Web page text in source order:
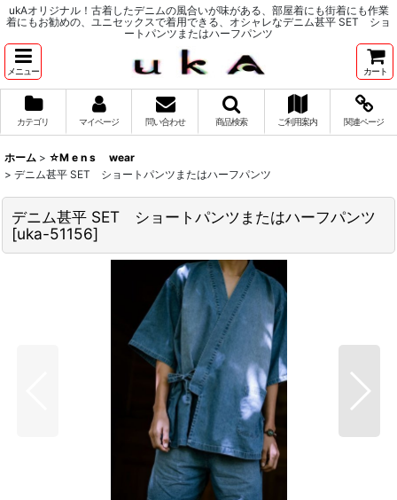
ukAオリジナル！古着したデニムの風合いが味がある、部屋着にも街着にも作業
着にもお勧めの、ユニセックスで着用できる、オシャレなデニム甚平 SET ショ
ートパンツまたはハーフパンツ
メニュー カート
カテゴリ マイページ 問い合わせ 商品検索 ご利用案内 関連ページ
ホーム > ☆M e n s wear
> デニム甚平 SET ショートパンツまたはハーフパンツ
デニム甚平 SET ショートパンツまたはハーフパンツ
[uka-51156]